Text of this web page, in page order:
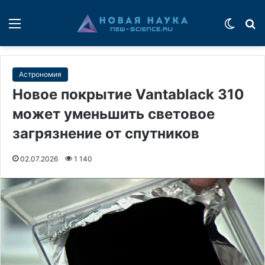
Астрономия
Новое покрытие Vantablack 310
может уменьшить световое
загрязнение от спутников
02.07.2026 1 140